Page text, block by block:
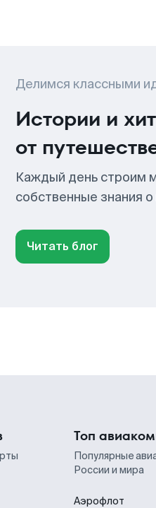
Делимся классными
Истории и
от
Каждый день строим
собственные знания
Читать блог
Топ
Популярные
России и мира
Аэрофлот